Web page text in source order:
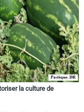
la culture de